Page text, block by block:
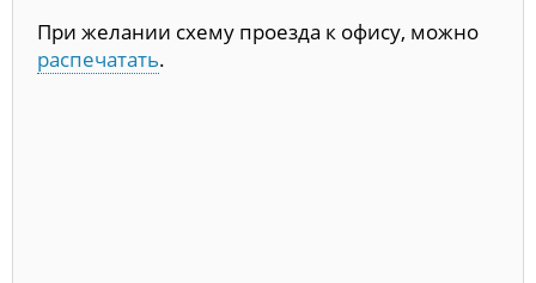
При желании схему проезда к офису, можно
распечатать.